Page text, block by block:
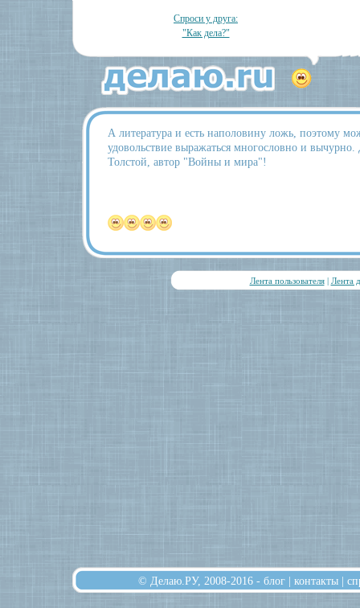
Спроси у друга:
"Как дела?"
А литература и есть наполовину ложь, поэтому
удовольствие выражаться многословно и вычурно.
Толстой, автор "Войны и мира"!
Лента пользователя| Лента
© Делаю.РУ, 2008-2016 - блог | контакты |